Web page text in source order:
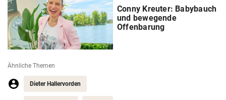
Conny Kreuter: Babybauch
und bewegende
Offenbarung
Ähnliche Themen
Dieter Hallervorden